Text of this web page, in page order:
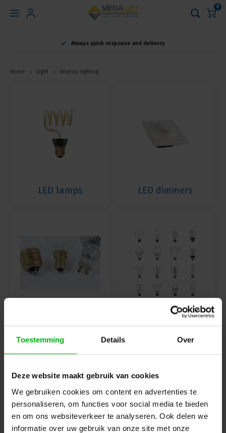
Toestemming Details Over
Deze website maakt gebruik van cookies
We gebruiken cookies om content en advertenties te
personaliseren, om functies voor social media te bieden
en om ons websiteverkeer te analyseren. Ook delen we
informatie over uw gebruik van onze site met onze
Hoofdmenu
0
Always quick response and delivery
Home Light Interior lighting
LED lamps LED dimmers
Lamp shape type